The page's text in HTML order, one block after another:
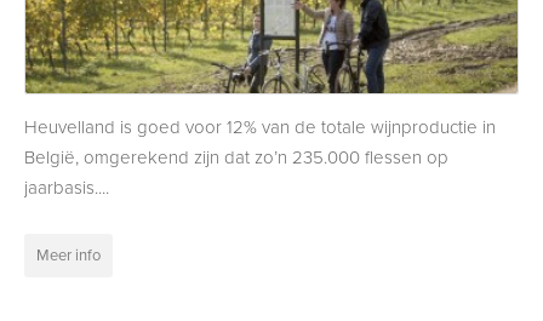
Heuvelland is goed voor 12% van de totale wijnproductie in
België, omgerekend zijn dat zo’n 235.000 flessen op
jaarbasis....
Meer info